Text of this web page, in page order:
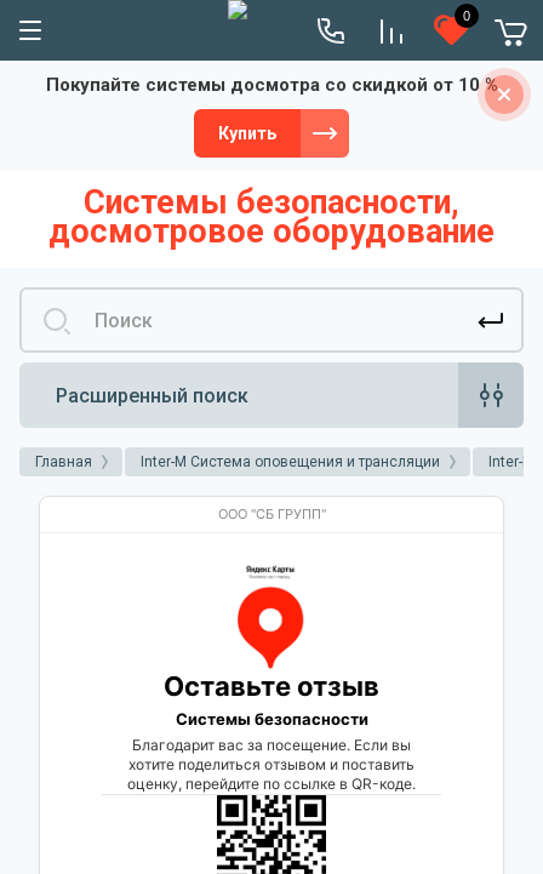
Покупайте системы досмотра со скидкой от 10 %
Купить
0
Системы безопасности,
досмотровое оборудование
Расширенный поиск
Главная Inter-M Система оповещения и трансляции Inter-M
ООО "СБ ГРУПП"
Оставьте отзыв
Системы безопасности
Благодарит вас за посещение. Если вы
хотите поделиться отзывом и поставить
оценку, перейдите по ссылке в QR-коде.